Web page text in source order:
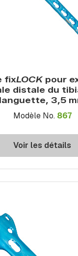
fixLOCKpour
distale du
languette, 3,5
Modèle No. 867
Voir les détails